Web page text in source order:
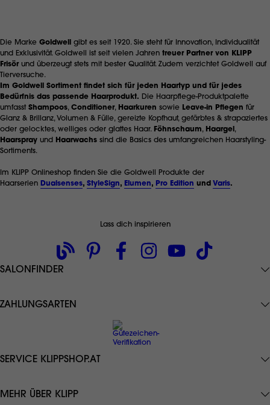
Die Marke Goldwell gibt es seit 1920. Sie steht für Innovation, Individualität
und Exklusivität. Goldwell ist seit vielen Jahren treuer Partner von KLIPP
Frisör und überzeugt stets mit bester Qualität. Zudem verzichtet Goldwell auf
Tierversuche.
Im Goldwell Sortiment findet sich für jeden Haartyp und für jedes
Bedürfnis das passende Haarprodukt. Die Haarpflege-Produktpalette
umfasst Shampoos, Conditioner, Haarkuren sowie Leave-in Pflegen für
Glanz & Brillanz, Volumen & Fülle, gereizte Kopfhaut, gefärbtes & strapaziertes
oder gelocktes, welliges oder glattes Haar. Föhnschaum, Haargel ,
Haarspray und Haarwachs sind die Basics des umfangreichen Haarstyling-
Sortiments.
Im KLIPP Onlineshop finden Sie die Goldwell Produkte der
Haarserien Dualsenses, StyleSign, Elumen, Pro Edition und Varis.
Lass dich inspirieren
SALONFINDER
ZAHLUNGSARTEN
SERVICE KLIPPSHOP.AT
AGB
MEHR ÜBER KLIPP